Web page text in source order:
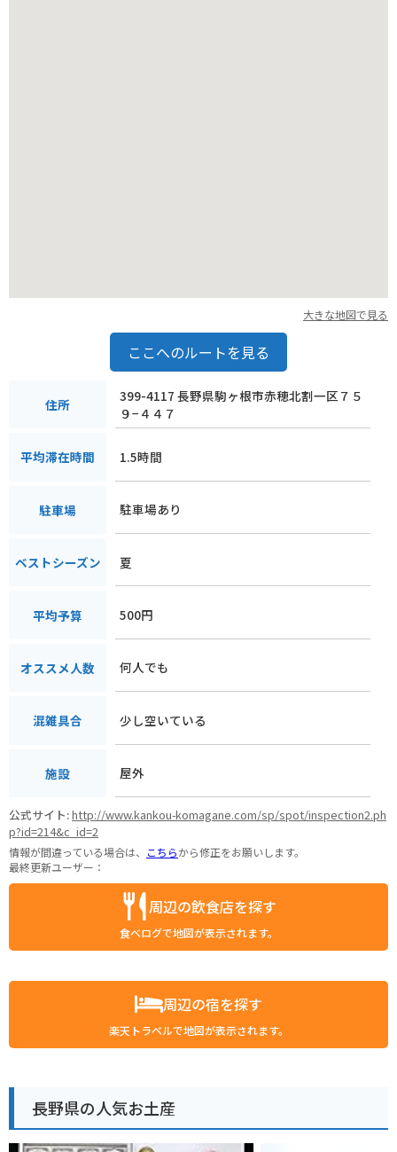
大きな地図で見る
ここへのルートを見る
住所
399-4117 長野県駒ヶ根市赤穂北割一区７５
９−４４７
平均滞在時間 1.5時間
駐車場 駐車場あり
ベストシーズン 夏
平均予算 500円
オススメ人数 何人でも
混雑具合 少し空いている
施設 屋外
公式サイト:http://www.kankou-komagane.com/sp/spot/inspection2.ph
p?id=214&c_id=2
情報が間違っている場合は、 こちらから修正をお願いします。
最終更新ユーザー：
周辺の飲食店を探す
食べログで地図が表示されます。
周辺の宿を探す
楽天トラベルで地図が表示されます。
長野県の人気お土産